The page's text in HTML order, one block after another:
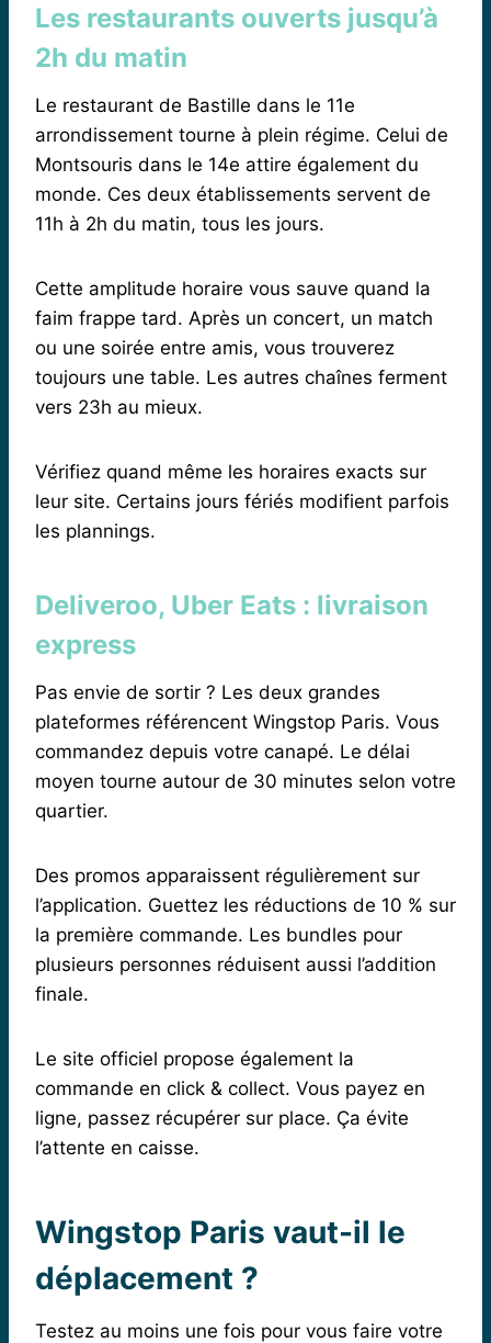
Les restaurants ouverts jusqu’à
2h du matin
Le restaurant de Bastille dans le 11e
arrondissement tourne à plein régime. Celui de
Montsouris dans le 14e attire également du
monde. Ces deux établissements servent de
11h à 2h du matin, tous les jours.
Cette amplitude horaire vous sauve quand la
faim frappe tard. Après un concert, un match
ou une soirée entre amis, vous trouverez
toujours une table. Les autres chaînes ferment
vers 23h au mieux.
Vérifiez quand même les horaires exacts sur
leur site. Certains jours fériés modifient parfois
les plannings.
Deliveroo, Uber Eats : livraison
express
Pas envie de sortir ? Les deux grandes
plateformes référencent Wingstop Paris. Vous
commandez depuis votre canapé. Le délai
moyen tourne autour de 30 minutes selon votre
quartier.
Des promos apparaissent régulièrement sur
l’application. Guettez les réductions de 10 % sur
la première commande. Les bundles pour
plusieurs personnes réduisent aussi l’addition
finale.
Le site officiel propose également la
commande en click & collect. Vous payez en
ligne, passez récupérer sur place. Ça évite
l’attente en caisse.
Wingstop Paris vaut-il le
déplacement ?
Testez au moins une fois pour vous faire votre